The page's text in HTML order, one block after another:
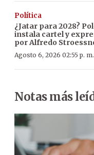
Política
¿Jatar para 2028?
instala cartel y
por Alfredo
Agosto 6, 2026 02:55 p. m.
Notas más